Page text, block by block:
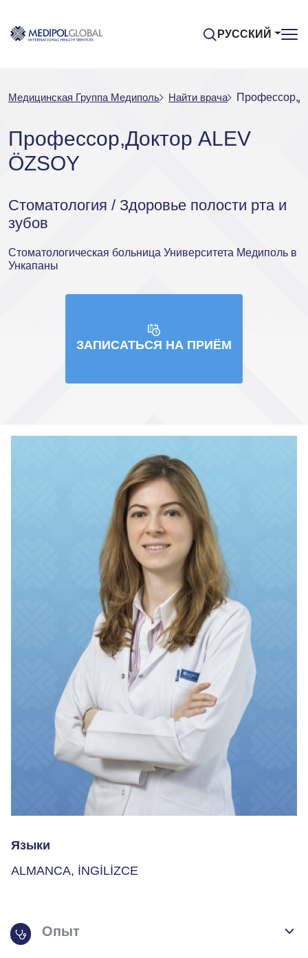
РУССКИЙ
Медицинская Группа Медиполь Найти врача
Профессор,Доктор ALEV
ÖZSOY
Стоматология / Здоровье полости рта и
зубов
Стоматологическая больница Университета Медиполь в
Ункапаны
ЗАПИСАТЬСЯ НА ПРИЁМ
Языки
ALMANCA, İNGİLİZCE
Опыт